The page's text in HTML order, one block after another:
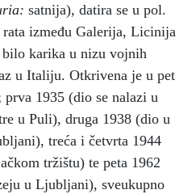
satnija), datira se u pol.
između Galerija, Licinija
karika u nizu vojnih
u Italiju. Otkrivena je u pet
prva 1935 (dio se nalazi u
u Puli), druga 1938 (dio u
treća i četvrta 1944
tržištu) te peta 1962
u Ljubljani), sveukupno